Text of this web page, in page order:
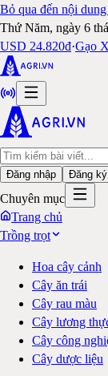
Bỏ qua đến nội
Thứ Năm, ngày 6
USD 24.820đ·Gạo
Đăng nhập Đăng ký
Chuyên mục
Trang chủ
Trồng trọt
Hoa cây cảnh
Cây ăn trái
Cây rau màu
Cây lương
Cây công
Cây dược liệu